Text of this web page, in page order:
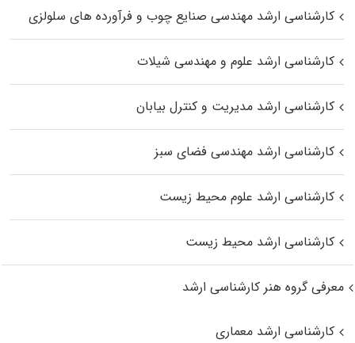
کارشناسی ارشد مهندسی صنایع چوب و فرآورده‌ های سلولزی
کارشناسی ارشد علوم و مهندسی شیلات
کارشناسی ارشد مدیریت و کنترل بیابان
کارشناسی ارشد مهندسی فضای سبز
کارشناسی ارشد علوم محیط‌ زیست
کارشناسی ارشد محیط زیست
معرفی گروه هنر کارشناسی ارشد
کارشناسی ارشد معماری